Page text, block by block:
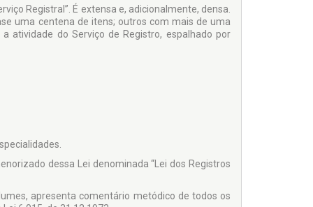
Registral”. É extensa e, adicionalmente, densa.
uma centena de itens; outros com mais de uma
atividade do Serviço de Registro, espalhado por
dessa Lei denominada “Lei dos Registros
apresenta comentário metódico de todos os